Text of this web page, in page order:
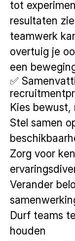
tot
resultaten
teamwerk
overtuig je
een
✅
Kies
Stel samen
Zorg voor
Verander
Durf teams
houden